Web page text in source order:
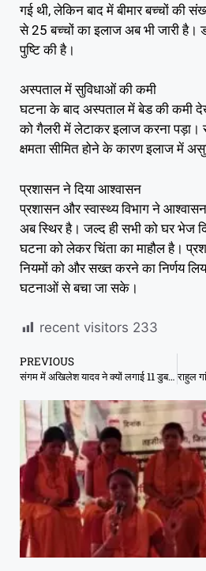
गई थी, लेकिन बाद में बीमार बच्चों की
से 25 बच्चों का इलाज अब भी जारी है।
पुष्टि की है।
अस्पताल में सुविधाओं की कमी
घटना के बाद अस्पताल में बेड की कमी
को गैलरी में लेटाकर इलाज करना पड़ा।
क्षमता सीमित होने के कारण इलाज में
प्रशासन ने दिया आश्वासन
प्रशासन और स्वास्थ्य विभाग ने आश्वासन
अब स्थिर है। जल्द ही सभी को घर भेज
घटना को लेकर चिंता का माहौल है।
नियमों को और सख्त करने का निर्णय
घटनाओं से बचा जा सके।
recent visitors 233
PREVIOUS
संगम में अखिलेश यादव ने क्यों लगाई 11 डुबकी? खुद बताई वजह, 9वीं सबसे खास